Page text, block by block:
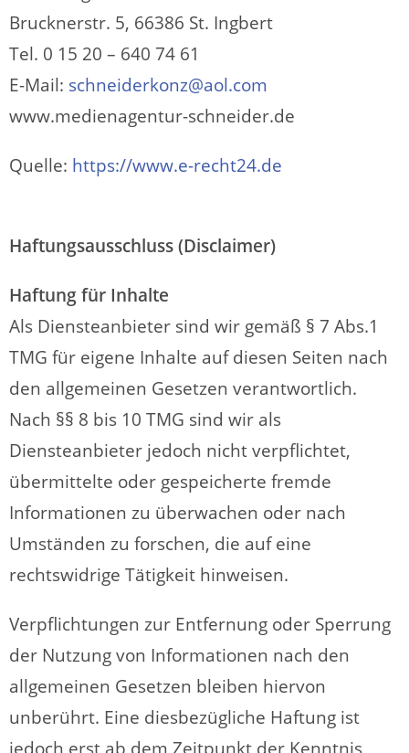
Brucknerstr. 5, 66386 St. Ingbert
Tel. 0 15 20 – 640 74 61
E-Mail: schneiderkonz@aol.com
www.medienagentur-schneider.de
Quelle: https://www.e-recht24.de
Haftungsausschluss (Disclaimer)
Haftung für Inhalte
Als Diensteanbieter sind wir gemäß § 7 Abs.1
TMG für eigene Inhalte auf diesen Seiten nach
den allgemeinen Gesetzen verantwortlich.
Nach §§ 8 bis 10 TMG sind wir als
Diensteanbieter jedoch nicht verpflichtet,
übermittelte oder gespeicherte fremde
Informationen zu überwachen oder nach
Umständen zu forschen, die auf eine
rechtswidrige Tätigkeit hinweisen.
Verpflichtungen zur Entfernung oder Sperrung
der Nutzung von Informationen nach den
allgemeinen Gesetzen bleiben hiervon
unberührt. Eine diesbezügliche Haftung ist
jedoch erst ab dem Zeitpunkt der Kenntnis